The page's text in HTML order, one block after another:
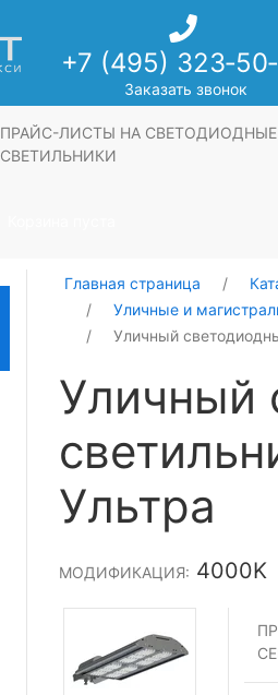
+7 (495)
Заказать звонок
ПРАЙС-ЛИСТЫ НА СВЕТОДИОДНЫЕ
СВЕТИЛЬНИКИ
Главная страница
Уличные и
Уличный
Уличный
Ультра
МОДИФИКАЦИЯ: 4000K